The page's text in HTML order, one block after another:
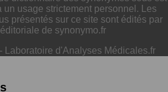
un usage strictement personnel. Les
présentés sur ce site sont édités par
éditoriale de synonymo.fr
- Laboratoire d'Analyses Médicales.fr